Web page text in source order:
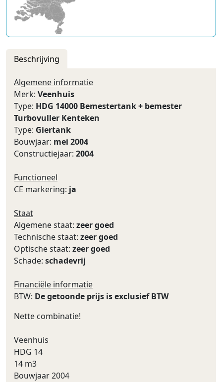
Beschrijving
Algemene informatie
Merk: Veenhuis
Type: HDG 14000 Bemestertank + bemester
Turbovuller Kenteken
Type: Giertank
Bouwjaar: mei 2004
Constructiejaar: 2004
Functioneel
CE markering: ja
Staat
Algemene staat: zeer goed
Technische staat: zeer goed
Optische staat: zeer goed
Schade: schadevrij
Financiële informatie
BTW: De getoonde prijs is exclusief BTW
Nette combinatie!
Veenhuis
HDG 14
14 m3
Bouwjaar 2004